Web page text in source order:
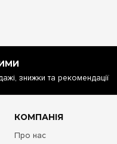
знижки та рекомендації
КОМПАНІЯ
Про нас